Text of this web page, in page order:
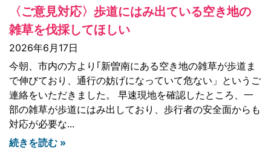
〈ご意見対応〉歩道にはみ出ている空き地の
雑草を伐採してほしい
2026年6月17日
今朝、市内の方より｢新曽南にある空き地の雑草が歩道ま
で伸びており、通行の妨げになっていて危ない」というご
連絡をいただきました。 早速現地を確認したところ、一
部の雑草が歩道にはみ出しており、歩行者の安全面からも
対応が必要な
続きを読む »